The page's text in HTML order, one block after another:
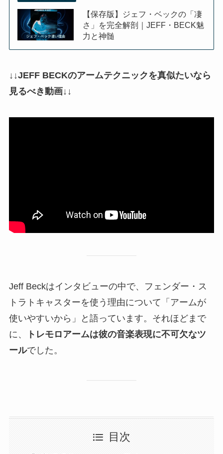
【保存版】ジェフ・ベックの「凄
さ」を完全解剖｜JEFF・BECK魅
力と神髄
↓↓JEFF BECKのアームテクニックを真似たいなら
見るべき動画↓↓
Jeff Beckはインタビューの中で、フェンダー・ス
トラトキャスターを使う理由について「アームが
使いやすいから」と語っています。それほどまで
に、
トレモロアームは彼の音楽表現に不可欠なツ
ールでした。
目次